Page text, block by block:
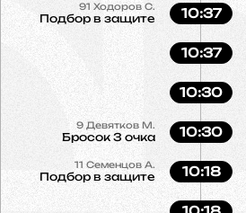
91 Ходоров С.
Подбор в защите 10:37
10:37
10:30
9 Девятков М.
Бросок 3 очка 10:30
11 Семенцов А.
Подбор в защите 10:18